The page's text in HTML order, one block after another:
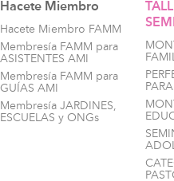
Hacete Miembro
Hacete Miembro FAMM
Membresía FAMM para
ASISTENTES AMI
Membresía FAMM para
GUÍAS AMI
Membresía JARDINES,
ESCUELAS y ONGs